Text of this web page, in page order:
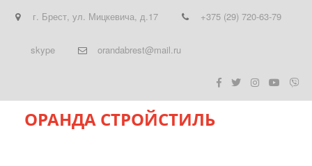
г. Брест, ул. Мицкевича, д.17 +375 (29) 720-63-79
skype orandabrest@mail.ru
ОРАНДА СТРОЙСТИЛЬ